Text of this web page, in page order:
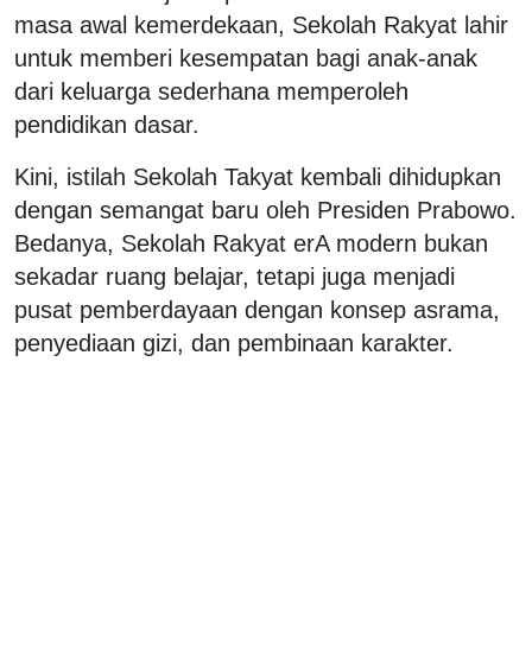
masa awal kemerdekaan, Sekolah Rakyat lahir
untuk memberi kesempatan bagi anak-anak
dari keluarga sederhana memperoleh
pendidikan dasar.
Kini, istilah Sekolah Takyat kembali dihidupkan
dengan semangat baru oleh Presiden Prabowo.
Bedanya, Sekolah Rakyat erA modern bukan
sekadar ruang belajar, tetapi juga menjadi
pusat pemberdayaan dengan konsep asrama,
penyediaan gizi, dan pembinaan karakter.